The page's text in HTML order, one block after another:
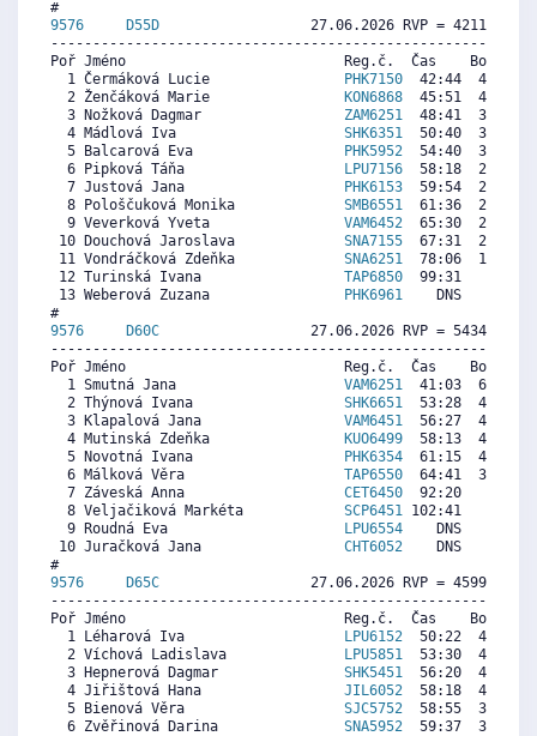
9576
D55D
27.06.2026 RVP = 4211/
Poř Jméno                          Reg.č.  Čas    Body
  1 Čermáková Lucie
PHK7150
42:44  4354
  2 Ženčáková Marie
KON6868
45:51  4076
  3 Nožková Dagmar
ZAM6251
48:41  3823
  4 Mádlová Iva
SHK6351
50:40  3646
  5 Balcarová Eva
PHK5952
54:40  3289
  6 Pipková Táňa
LPU7156
58:18  2965
  7 Justová Jana
PHK6153
59:54  2822
  8 Pološčuková Monika
SMB6551
61:36  2670
  9 Veverková Yveta
VAM6452
65:30  2322
10 Douchová Jaroslava SNA7155
67:31  2142
11 Vondráčková Zdeňka SNA6251
78:06  1197
12 Turinská Ivana TAP6850
99:31     0
13 Weberová Zuzana
PHK6961
DNS     0
9576
D60C
27.06.2026 RVP = 5434/
Poř Jméno                          Reg.č.  Čas    Body
  1 Smutná Jana
VAM6251
41:03  6210
  2 Thýnová Ivana
SHK6651
53:28  4916
  3 Klapalová Jana
VAM6451
56:27  4605
  4 Mutinská Zdeňka
KUO6499
58:13  4421
  5 Novotná Ivana
PHK6354
61:15  4105
  6 Málková Věra
TAP6550
64:41  3747
  7 Záveská Anna
CET6450
92:20   866
  8 Veljačiková Markéta
SCP6451 102:41     0
  9 Roudná Eva
LPU6554
DNS     0
10 Juračková Jana CHT6052
DNS     0
9576
D65C
27.06.2026 RVP = 4599/
Poř Jméno                          Reg.č.  Čas    Body
  1 Léharová Iva
LPU6152
50:22  4666
  2 Víchová Ladislava
LPU5851
53:30  4407
  3 Hepnerová Dagmar
SHK5451
56:20  4172
  4 Jiřištová Hana
JIL6052
58:18  4010
  5 Bienová Věra
SJC5752
58:55  3959
  6 Zvěřinová Darina
SNA5952
59:37  3901